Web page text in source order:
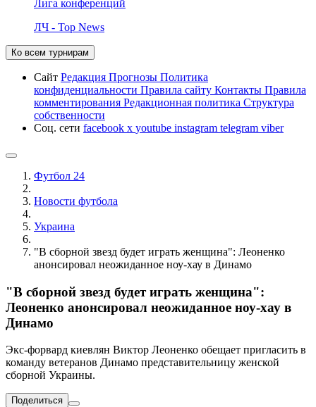
Лига конференций
ЛЧ - Top News
Ко всем турнирам
Сайт Редакция Прогнозы Политика
конфиденциальности Правила сайту Контакты Правила
комментирования Редакционная политика Структура
собственности
Соц. сети facebook x youtube instagram telegram viber
Футбол 24
Новости футбола
Украина
"В сборной звезд будет играть женщина": Леоненко
анонсировал неожиданное ноу-хау в Динамо
"В сборной звезд будет играть женщина":
Леоненко анонсировал неожиданное ноу-хау в
Динамо
Экс-форвард киевлян Виктор Леоненко обещает пригласить в
команду ветеранов Динамо представительницу женской
сборной Украины.
Поделиться